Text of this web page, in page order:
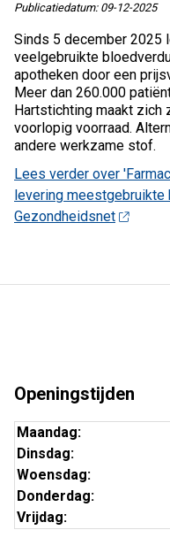
Publicatiedatum: 09-12-2025
Sinds 5 december 2025
veelgebruikte
apotheken door een
Meer dan 260.000
Hartstichting maakt zich
voorlopig voorraad.
andere werkzame stof.
Lees verder over
levering meestgebruikte
Gezondheidsnet
Openingstijden
Maandag:
Dinsdag:
Woensdag:
Donderdag:
Vrijdag: